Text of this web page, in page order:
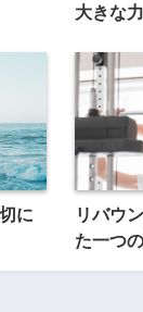
大きな
に
リバウ
た一つ